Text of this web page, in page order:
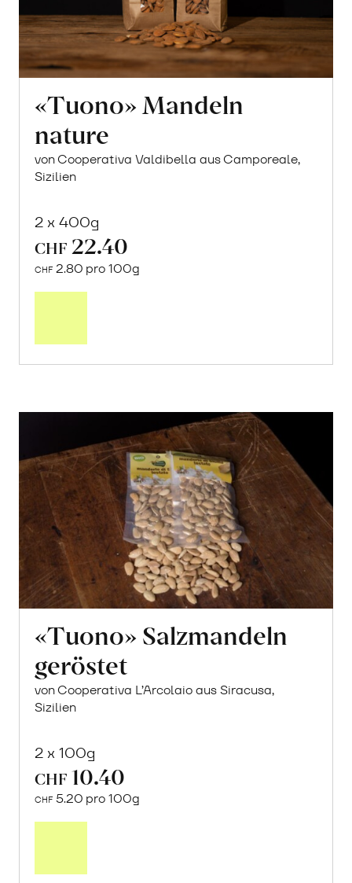
«Tuono» Mandeln
nature
von Cooperativa Valdibella aus Camporeale,
Sizilien
2 x 400g
CHF 22.40
CHF 2.80 pro 100g
«Tuono» Salzmandeln
geröstet
von Cooperativa L’Arcolaio aus Siracusa,
Sizilien
2 x 100g
CHF 10.40
CHF 5.20 pro 100g